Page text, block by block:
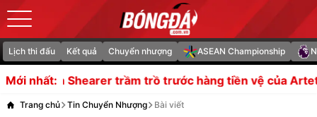
Lịch thi đấu Kết quả Chuyển nhượng ASEAN Championship
Mới nhất:
trầm trồ trước hàng tiền vệ của Arteta Vướng mức
Trang chủ Tin Chuyển Nhượng Bài viết